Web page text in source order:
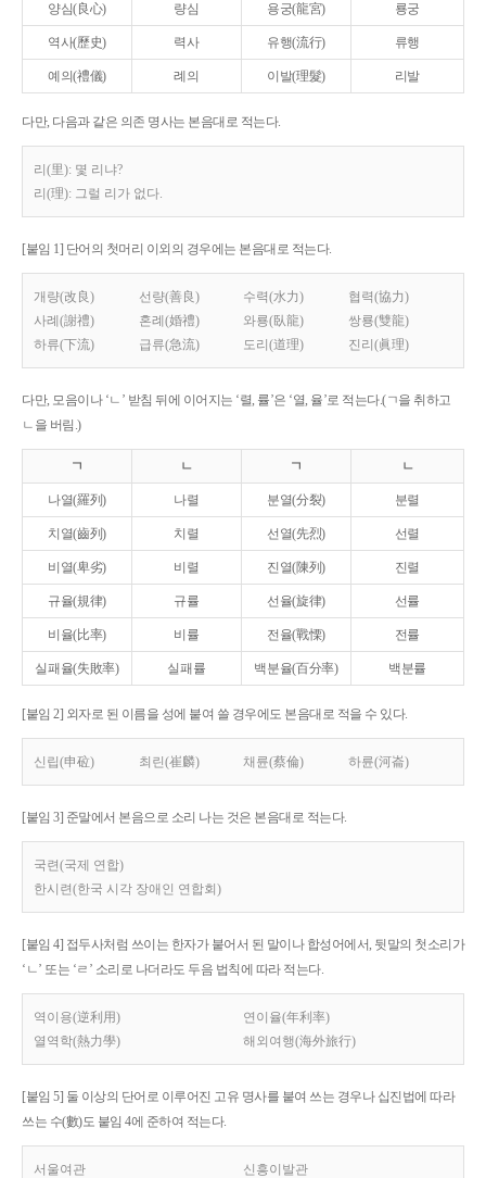
양심(良心) 량심 용궁(龍宮) 룡궁
역사(歷史) 력사 유행(流行) 류행
예의(禮儀) 례의 이발(理髮) 리발
다만, 다음과 같은 의존 명사는 본음대로 적는다.
리(里): 몇 리냐?
리(理): 그럴 리가 없다.
[붙임 1] 단어의 첫머리 이외의 경우에는 본음대로 적는다.
개량(改良) 선량(善良) 수력(水力)
협력(協力)
사례(謝禮)
혼례(婚禮) 와룡(臥龍)
쌍룡(雙龍)
하류(下流)
급류(急流) 도리(道理) 진리(眞理)
다만, 모음이나 ‘ㄴ’ 받침 뒤에 이어지는 ‘렬, 률’은 ‘열, 율’로 적는다.(ㄱ을 취하고
ㄴ을 버림.)
ㄱ ㄴ ㄱ ㄴ
나열(羅列) 나렬 분열(分裂) 분렬
치열(齒列) 치렬 선열(先烈) 선렬
비열(卑劣) 비렬 진열(陳列) 진렬
규율(規律) 규률 선율(旋律) 선률
비율(比率) 비률 전율(戰慄) 전률
실패율(失敗率) 실패률 백분율(百分率) 백분률
[붙임 2] 외자로 된 이름을 성에 붙여 쓸 경우에도 본음대로 적을 수 있다.
신립(申砬) 최린(崔麟) 채륜(蔡倫) 하륜(河崙)
[붙임 3] 준말에서 본음으로 소리 나는 것은 본음대로 적는다.
국련(국제 연합)
한시련(한국 시각 장애인 연합회)
[붙임 4] 접두사처럼 쓰이는 한자가 붙어서 된 말이나 합성어에서, 뒷말의 첫소리가
‘ㄴ’ 또는 ‘ㄹ’ 소리로 나더라도 두음 법칙에 따라 적는다.
역이용(逆利用)
연이율(年利率)
열역학(熱力學)
해외여행(海外旅行)
[붙임 5] 둘 이상의 단어로 이루어진 고유 명사를 붙여 쓰는 경우나 십진법에 따라
쓰는 수(數)도 붙임 4에 준하여 적는다.
서울여관 신흥이발관